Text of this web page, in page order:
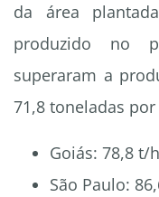
da área
produzido no
superaram a
71,8 toneladas
Goiás: 78,8 t/
São Paulo: